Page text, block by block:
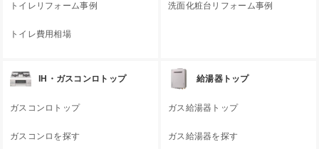
トイレリフォーム事例
トイレ費用相場
洗面化粧台リフォーム事例
IH・ガスコンロトップ
ガスコンロトップ
ガスコンロを探す
給湯器トップ
ガス給湯器トップ
ガス給湯器を探す